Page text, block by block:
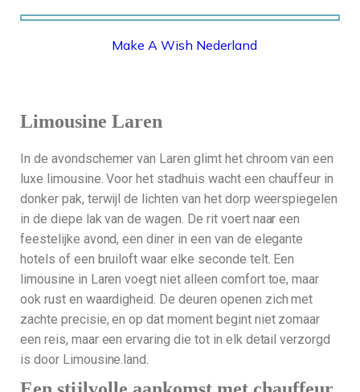
MAKE A WISH NEDERLAND
Make A Wish Nederland
Limousine Laren
In de avondschemer van Laren glimt het chroom van een
luxe limousine. Voor het stadhuis wacht een chauffeur in
donker pak, terwijl de lichten van het dorp weerspiegelen
in de diepe lak van de wagen. De rit voert naar een
feestelijke avond, een diner in een van de elegante
hotels of een bruiloft waar elke seconde telt. Een
limousine in Laren voegt niet alleen comfort toe, maar
ook rust en waardigheid. De deuren openen zich met
zachte precisie, en op dat moment begint niet zomaar
een reis, maar een ervaring die tot in elk detail verzorgd
is door Limousine.land.